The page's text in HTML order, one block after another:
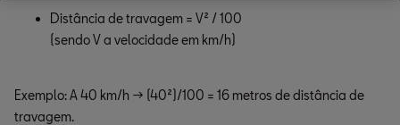
Distância de travagem = V² / 100
(sendo V a velocidade em km/h)
Exemplo: A 40 km/h → (40²)/100 = 16 metros de distância de
travagem.